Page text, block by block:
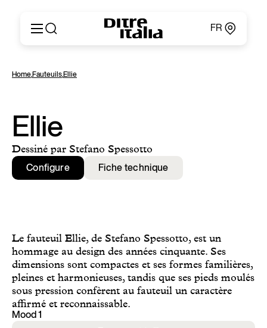
FR
Produits
Catalogues et Matériaux
Ditre for Professionals
Points de Vente
News & Press
Zone Réservée
English
Español
Русский
简体中文
Home,Fauteuils,Ellie
Ellie
Dessiné par Stefano Spessotto
Configure Fiche technique
Le fauteuil Ellie, de Stefano Spessotto, est un
hommage au design des années cinquante. Ses
dimensions sont compactes et ses formes familières,
pleines et harmonieuses, tandis que ses pieds moulés
sous pression confèrent au fauteuil un caractère
affirmé et reconnaissable.
Mood 1